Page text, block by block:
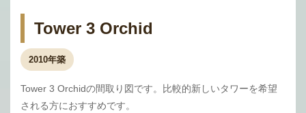
Tower 3 Orchid
2010年築
Tower 3 Orchidの間取り図です。比較的新しいタワーを希望
される方におすすめです。